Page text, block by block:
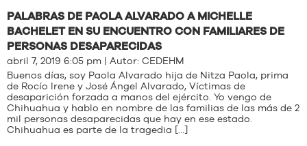
PALABRAS DE PAOLA ALVARADO A MICHELLE
BACHELET EN SU ENCUENTRO CON FAMILIARES DE
PERSONAS DESAPARECIDAS
abril 7, 2019 6:05 pm | Autor: CEDEHM
Buenos días, soy Paola Alvarado hija de Nitza Paola, prima
de Rocío Irene y José Ángel Alvarado, Víctimas de
desaparición forzada a manos del ejército. Yo vengo de
Chihuahua y hablo en nombre de las familias de las más de 2
mil personas desaparecidas que hay en ese estado.
Chihuahua es parte de la tragedia […]